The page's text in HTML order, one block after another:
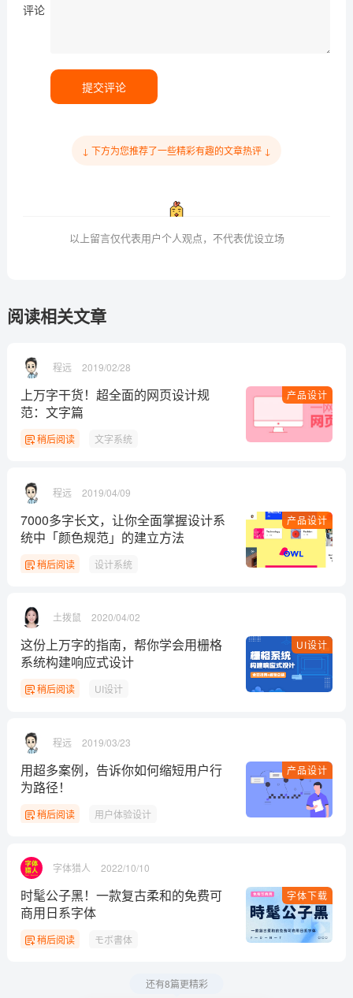
评论
提交评论
↓ 下方为您推荐了一些精彩有趣的文章热评 ↓
以上留言仅代表用户个人观点，不代表优设立场
阅读相关文章
程远 2019/02/28
产品设计
上万字干货！超全面的网页设计规
范：文字篇
稍后阅读 文字系统
程远 2019/04/09
产品设计
7000多字长文，让你全面掌握设计系
统中「颜色规范」的建立方法
稍后阅读 设计系统
土拨鼠 2020/04/02
UI设计
这份上万字的指南，帮你学会用栅格
系统构建响应式设计
稍后阅读 UI设计
程远 2019/03/23
产品设计
用超多案例，告诉你如何缩短用户行
为路径！
稍后阅读 用户体验设计
字体猎人 2022/10/10
字体下载
时髦公子黑！一款复古柔和的免费可
商用日系字体
稍后阅读 モボ書体
还有8篇更精彩